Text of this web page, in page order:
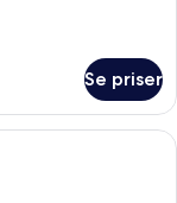
Se priser
1 kingsize-seng |